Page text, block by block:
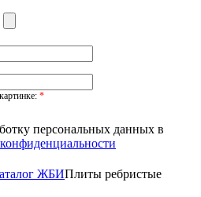
*
персональных данных в
ЖБИПлиты ребристые